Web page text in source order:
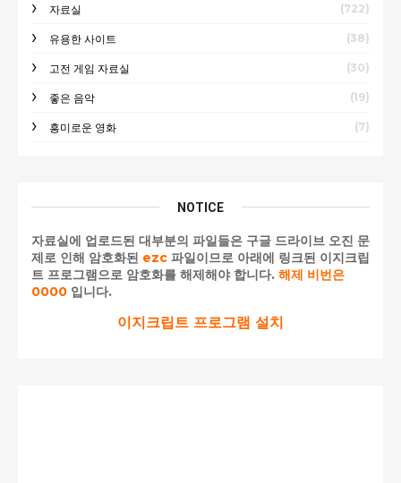
자료실 (722)
유용한 사이트 (38)
고전 게임 자료실 (30)
좋은 음악 (19)
흥미로운 영화 (7)
NOTICE
자료실에 업로드된 대부분의 파일들은 구글 드라이브 오진 문
제로 인해 암호화된 ezc 파일이므로 아래에 링크된 이지크립
트 프로그램으로 암호화를 해제해야 합니다. 해제 비번은
0000 입니다.
이지크립트 프로그램 설치